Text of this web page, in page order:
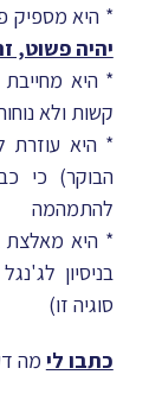
* היא מספיק
יהיה פשוט,
* היא
קשות ולא
* היא עוזרת
הבוקר) כי
להתמהמה
* היא מאלצת
בניסיון
סוגיה זו)
כתבו לי מה